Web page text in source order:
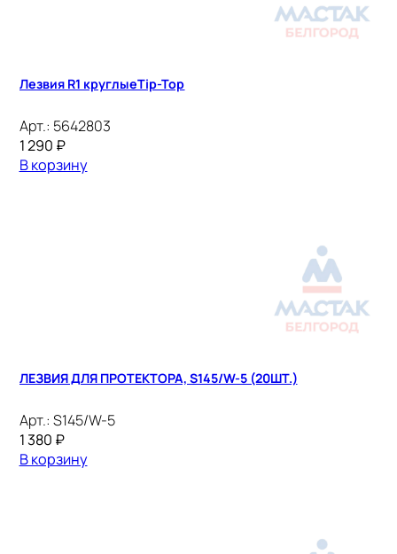
Лезвия R1 круглыеTip-Top
Арт.: 5642803
1 290 ₽
В корзину
ЛЕЗВИЯ ДЛЯ ПРОТЕКТОРА, S145/W-5 (20ШТ.)
Арт.: S145/W-5
1 380 ₽
В корзину